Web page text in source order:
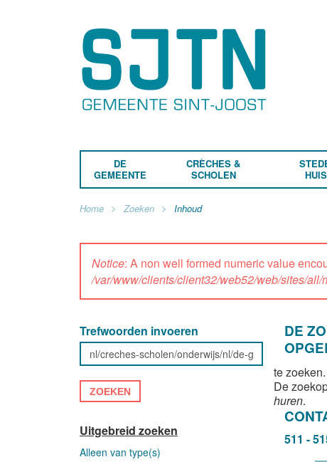
DE
GEMEENTE
CRÈCHES &
SCHOLEN
Home Zoeken Inhoud
Notice: A non well formed numeric value
/var/www/clients/client32/web52/web/sites/
Trefwoorden invoeren
ZOEKEN
Uitgebreid zoeken
Alleen van type(s)
DE
te zoeken.
De
huren.
511 -